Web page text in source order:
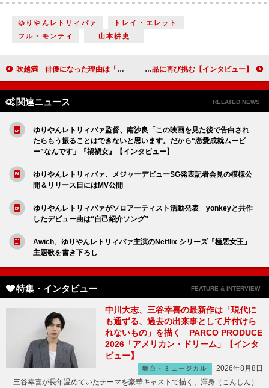
ゆりやんレトリィバァ
トレイ・エレット
フル・モンティ
山本耕史
吹越満 俳優になった理由は「映画に出たかったから」昭和の文豪・谷崎潤一郎原作の『鍵』で主演【インタビュー】 舞台「キングダムII ―継承―」三浦宏規・高野洸・山本千尋・山口祐一郎、「死力を尽くさなければいけない」作品に再び挑む【インタビュー】
関連ニュース RELATED NEWS
ゆりやんレトリィバァ監督、南沙良「この映画を見た後で告白され
たらもう振ることはできないと思います。だから“恋愛成就ムービ
ー”なんです」『禍禍女』【インタビュー】
ゆりやんレトリィバァ、メジャーデビューSG発表記者会見の模様公
開＆リリース日にはMV公開
ゆりやんレトリィバァがソロアーティスト活動発表 yonkeyと共作
したデビュー曲は“自己紹介ソング”
Awich、ゆりやんレトリィバァ主演のNetflix シリーズ『極悪女王』
主題歌を書き下ろし
特集・インタビュー FEATURE & INTERVIEW
中川大志、三谷幸喜の最新作は「現代に
も通ずる、過去の出来事として片付けら
れないもの」を描く PARCO PRODUCE
2026「アメリカン・ドリーム」【インタ
ビュー】
舞台・ミュージカル
2026年8月8日
三谷幸喜が長年温めていたテーマを豪華キャストで描く、渾身（こんしん）